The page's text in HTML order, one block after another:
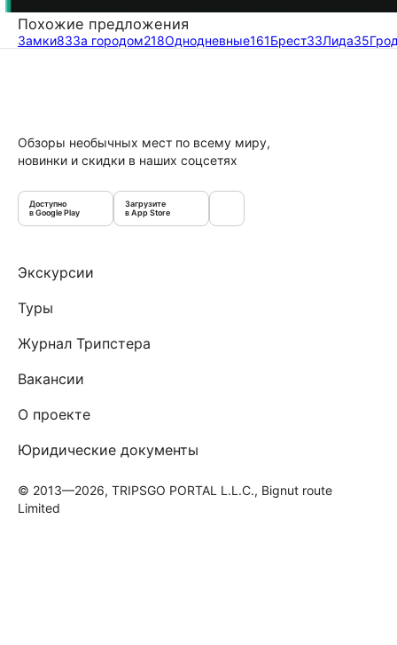
Похожие предложения
Замки83За городом218Однодневные161Брест33Лида35
Обзоры необычных мест по всему миру,
новинки и скидки в наших соцсетях
Доступно
в Google Play
Загрузите
в App Store
Экскурсии
Туры
Журнал Трипстера
Вакансии
О проекте
Юридические документы
© 2013—2026, TRIPSGO PORTAL L.L.C., Bignut route
Limited